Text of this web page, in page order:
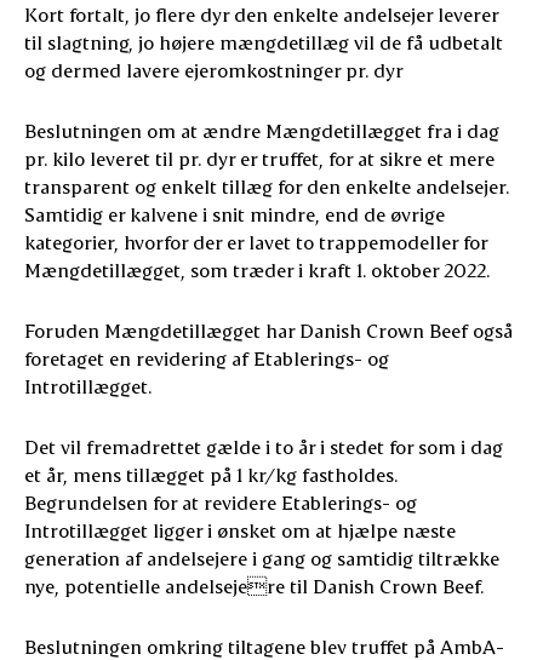
Kort fortalt, jo flere dyr den enkelte andelsejer leverer
til slagtning, jo højere mængdetillæg vil de få udbetalt
og dermed lavere ejeromkostninger pr. dyr
Beslutningen om at ændre Mængdetillægget fra i dag
pr. kilo leveret til pr. dyr er truffet, for at sikre et mere
transparent og enkelt tillæg for den enkelte andelsejer.
Samtidig er kalvene i snit mindre, end de øvrige
kategorier, hvorfor der er lavet to trappemodeller for
Mængdetillægget, som træder i kraft 1. oktober 2022.
Foruden Mængdetillægget har Danish Crown Beef også
foretaget en revidering af Etablerings- og
Introtillægget.
Det vil fremadrettet gælde i to år i stedet for som i dag
et år, mens tillægget på 1 kr/kg fastholdes.
Begrundelsen for at revidere Etablerings- og
Introtillægget ligger i ønsket om at hjælpe næste
generation af andelsejere i gang og samtidig tiltrække
nye, potentielle andelsejere til Danish Crown Beef.
Beslutningen omkring tiltagene blev truffet på AmbA-